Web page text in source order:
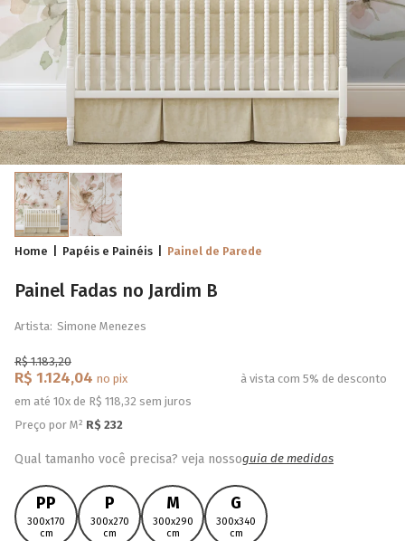
Home Papéis e Painéis Painel de Parede
Painel Fadas no Jardim B
Artista: Simone Menezes
R$ 1.183,20
R$ 1.124,04 no pix
à vista com 5% de desconto
em até 10x de R$ 118,32 sem juros
Preço por M² R$ 232
Qual tamanho você precisa? veja nossoguia de medidas
PP
300x170
cm
P
300x270
cm
M
300x290
cm
G
300x340
cm